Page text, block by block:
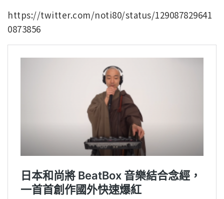
https://twitter.com/noti80/status/129087829641
0873856